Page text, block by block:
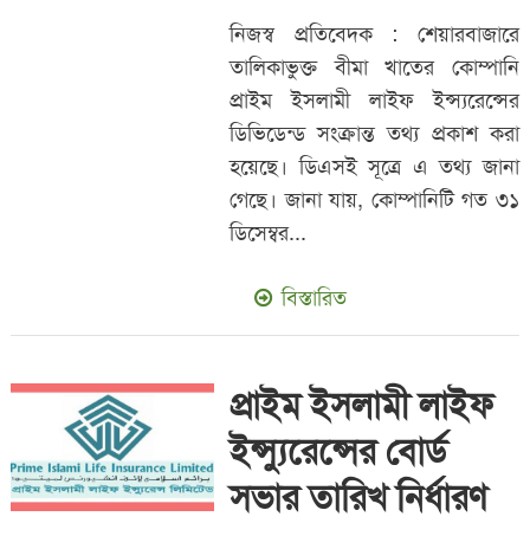
নিজস্ব প্রতিবেদক : শেয়ারবাজারে
তালিকাভুক্ত বীমা খাতের কোম্পানি
প্রাইম ইসলামী লাইফ ইন্স্যরেন্সের
ডিভিডেন্ড সংক্রান্ত তথ্য প্রকাশ করা
হয়েছে। ডিএসই সূত্রে এ তথ্য জানা
গেছে। জানা যায়, কোম্পানিটি গত ৩১
ডিসেম্বর...
বিস্তারিত
প্রাইম ইসলামী লাইফ
ইন্স্যুরেন্সের বোর্ড
সভার তারিখ নির্ধারণ